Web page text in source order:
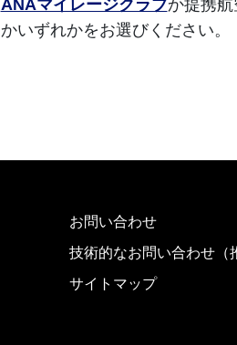
ANAマイレージクラブか提携
かいずれかをお選びください。
お問い合わせ
技術的なお問い合わせ（
サイトマップ